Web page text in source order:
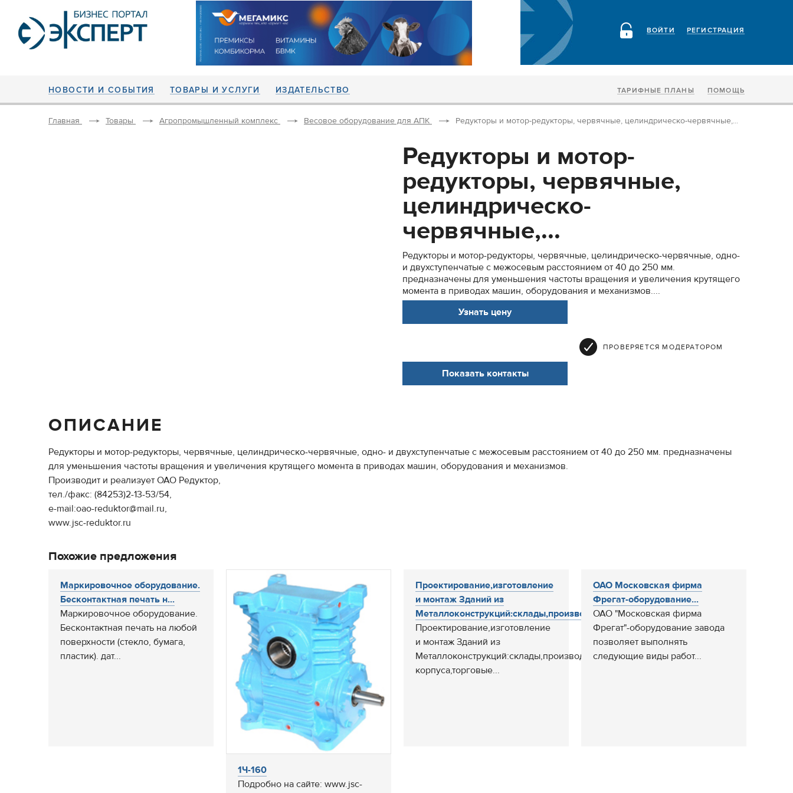
РЕГИСТРАЦИЯ
ВОЙТИ
НОВОСТИ И СОБЫТИЯ ТОВАРЫ И УСЛУГИ ИЗДАТЕЛЬСТВО ТАРИФНЫЕ ПЛАНЫ ПОМОЩЬ
Главная Товары Агропромышленный комплекс Весовое оборудование для АПК Редукторы и мотор-редукторы, червячные, целиндрическо-червячные,...
Редукторы и мотор-
редукторы, червячные,
целиндрическо-
червячные,...
Редукторы и мотор-редукторы, червячные, целиндрическо-червячные, одно-
и двухступенчатые с межосевым расстоянием от 40 до 250 мм.
предназначены для уменьшения частоты вращения и увеличения крутящего
момента в приводах машин, оборудования и механизмов....
Узнать цену
ПРОВЕРЯЕТСЯ МОДЕРАТОРОМ
Показать контакты
ОПИСАНИЕ
Редукторы и мотор-редукторы, червячные, целиндрическо-червячные, одно- и двухступенчатые с межосевым расстоянием от 40 до 250 мм. предназначены
для уменьшения частоты вращения и увеличения крутящего момента в приводах машин, оборудования и механизмов.
Производит и реализует ОАО Редуктор,
тел./факс: (84253)2-13-53/54,
e-mail:oao-reduktor@mail.ru,
www.jsc-reduktor.ru
Похожие предложения
Маркировочное оборудование.
Бесконтактная печать н...
Маркировочное оборудование.
Бесконтактная печать на любой
поверхности (стекло, бумага,
пластик). дат...
1Ч-160
Подробно на сайте: www.jsc-
Проектирование,изготовление
и монтаж Зданий из
Металлоконструкций:склады,производственные...
Проектирование,изготовление
и монтаж Зданий из
Металлоконструкций:склады,производственные
корпуса,торговые...
ОАО Московская фирма
Фрегат-оборудование...
ОАО "Московская фирма
Фрегат"-оборудование завода
позволяет выполнять
следующие виды работ...